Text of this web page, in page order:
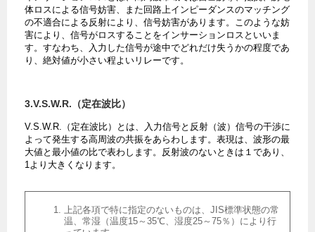
体ロスによる信号妨害、また回路上インピーダンスのマッチング
の不適合による反射により、信号妨害があります。このような妨
害により、信号がロスすることをインサーションロスといいま
す。すなわち、入力した信号が途中でどれだけ失うかの程度であ
り、絶対値が小さい程よいリレーです。
3.V.S.W.R.（定在波比）
V.S.W.R.（定在波比）とは、入力信号と反射（波）信号の干渉に
よって発生する高周波の共振をあらわします。表現は、波形の最
大値と最小値の比で表わします。反射波のないときは１であり、
1より大きくなります。
上記各項で特に指定のないものは、JIS標準状態の常
温、常湿（温度15～35℃、湿度25～75％）により行